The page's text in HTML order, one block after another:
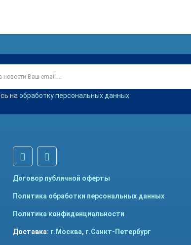
на обработку персональных данных
Договор публичной оферты
Политика обработки персональных данных
Политика конфиденциальности
Доставка: г.Москва, г.Санкт-Петербург